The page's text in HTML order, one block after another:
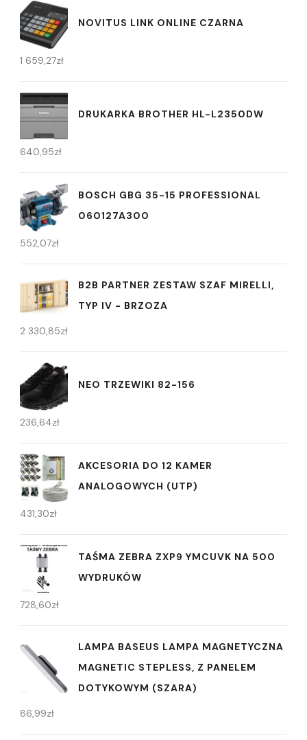
NOVITUS LINK ONLINE CZARNA
1 659,27zł
DRUKARKA BROTHER HL-L2350DW
640,95zł
BOSCH GBG 35-15 PROFESSIONAL
060127A300
552,07zł
B2B PARTNER ZESTAW SZAF MIRELLI,
TYP IV - BRZOZA
2 330,85zł
NEO TRZEWIKI 82-156
236,64zł
AKCESORIA DO 12 KAMER
ANALOGOWYCH (UTP)
431,30zł
TAŚMA ZEBRA ZXP9 YMCUVK NA 500
WYDRUKÓW
728,60zł
LAMPA BASEUS LAMPA MAGNETYCZNA
MAGNETIC STEPLESS, Z PANELEM
DOTYKOWYM (SZARA)
86,99zł